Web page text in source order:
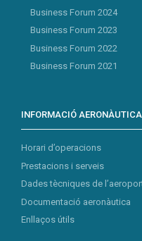
Business Forum 2024
Business Forum 2023
Business Forum 2022
Business Forum 2021
INFORMACIÓ AERONÀUTICA
Horari d’operacions
Prestacions i serveis
Dades tècniques de
Documentació aeronàutica
Enllaços útils